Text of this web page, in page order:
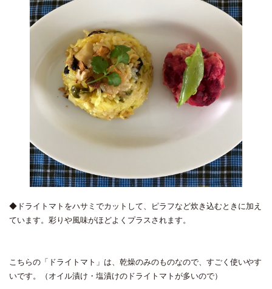
◆ドライトマトをハサミでカットして、ピラフなど炊き込むときに加え
ています。彩りや風味がほどよくプラスされます。
こちらの「ドライトマト」は、乾燥のみのものなので、すごく使いやす
いです。（オイル漬け・塩漬けのドライトマトが多いので）